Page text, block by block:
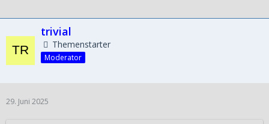
trivial
Themenstarter
Moderator
29. Juni 2025